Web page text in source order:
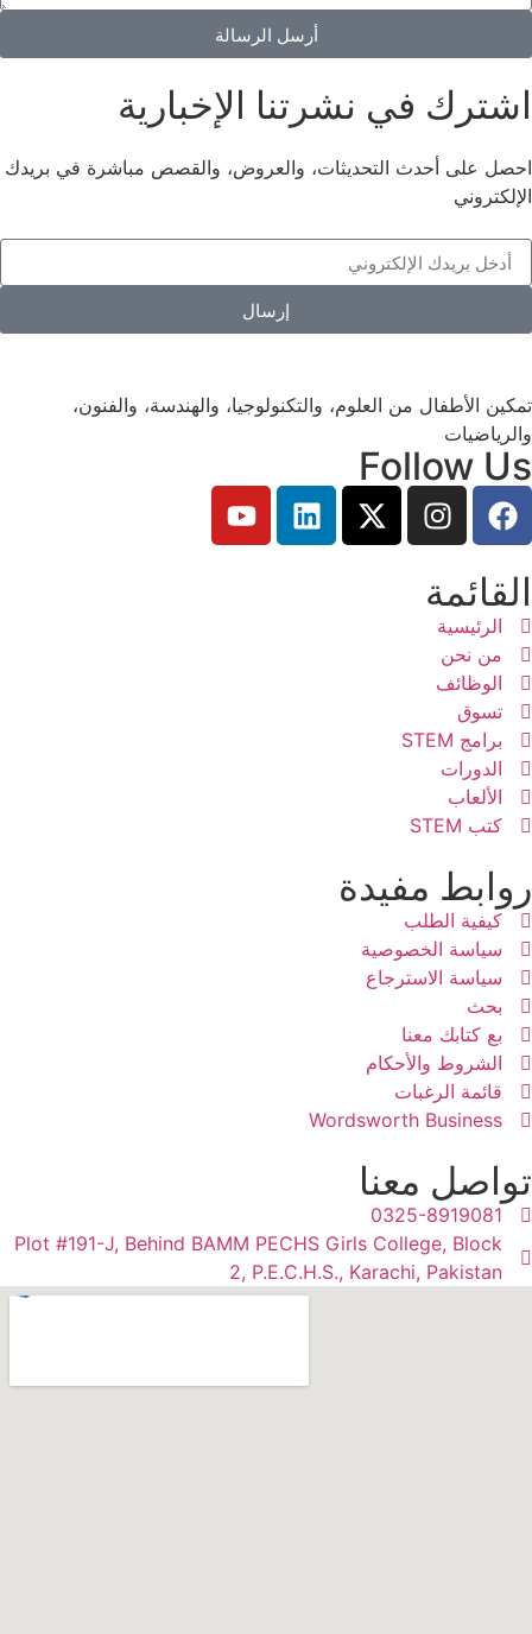
أرسل الرسالة
اشترك في نشرتنا الإخبارية
احصل على أحدث التحديثات، والعروض، والقصص مباشرة في بريدك
الإلكتروني
إرسال
تمكين الأطفال من العلوم، والتكنولوجيا، والهندسة، والفنون،
والرياضيات
Follow Us
القائمة
الرئيسية
من نحن
الوظائف
تسوق
برامج STEM
الدورات
الألعاب
كتب STEM
روابط مفيدة
كيفية الطلب
سياسة الخصوصية
سياسة الاسترجاع
بحث
بع كتابك معنا
الشروط والأحكام
قائمة الرغبات
Wordsworth Business
تواصل معنا
0325-8919081
Plot #191-J, Behind BAMM PECHS Girls College, Block
2, P.E.C.H.S., Karachi, Pakistan